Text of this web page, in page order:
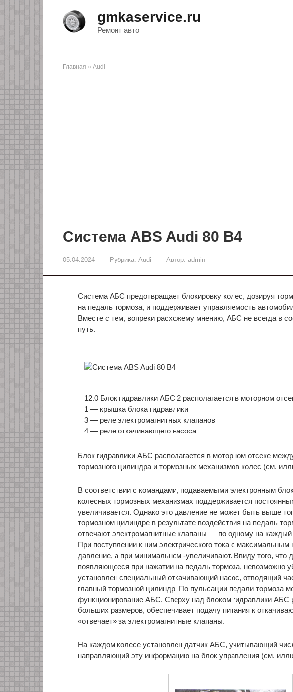
Перейти
к
контенту
gmkaservice.ru
Ремонт авто
Главная » Audi
Система ABS Audi 80 B4
05.04.2024 Рубрика: Audi Автор: admin
Система АБС предотвращает блокировку колес, дозируя
на педаль тормоза, и поддерживает управляемость
Вместе с тем, вопреки расхожему мнению, АБС не всегда в
путь.
12.0 Блок гидравлики АБС 2 располагается в моторном
1 — крышка блока гидравлики
3 — реле электромагнитных клапанов
4 — реле откачивающего насоса
Блок гидравлики АБС располагается в моторном отсеке
тормозного цилиндра и тормозных механизмов колес (см.
В соответствии с командами, подаваемыми электронным
колесных тормозных механизмах поддерживается
увеличивается. Однако это давление не может быть выше
тормозном цилиндре в результате воздействия на педаль
отвечают электромагнитные клапаны — по одному на
При поступлении к ним электрического тока с
давление, а при минимальном -увеличивают. Ввиду того, что
появляющееся при нажатии на педаль тормоза, невозможно
установлен специальный откачивающий насос, отводящий
главный тормозной цилиндр. По пульсации педали тормоза
функционирование АБС. Сверху над блоком гидравлики
больших размеров, обеспечивает подачу питания к
«отвечает» за электромагнитные клапаны.
На каждом колесе установлен датчик АБС, учитывающий
направляющий эту информацию на блок управления (см.